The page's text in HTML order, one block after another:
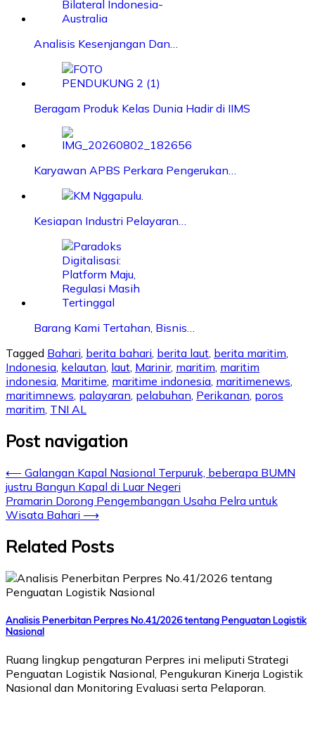
Analisis Kesenjangan Dan…
Beragam Produk Kelas Dunia Hadir di IIMS
Karyawan APBS Perkara Pengerukan…
Kesiapan Industri Pelayaran…
Barang Kami Tertahan, Bisnis…
Tagged Bahari, berita bahari, berita laut, berita maritim,
Indonesia, kelautan, laut, Marinir, maritim, maritim
indonesia, Maritime, maritime indonesia, maritimenews,
maritimnews, palayaran, pelabuhan, Perikanan, poros
maritim, TNI AL
Post navigation
⟵ Galangan Kapal Nasional Terpuruk, beberapa BUMN
justru Bangun Kapal di Luar Negeri
Pramarin Dorong Pengembangan Usaha Pelra untuk
Wisata Bahari ⟶
Related Posts
Analisis Penerbitan Perpres No.41/2026 tentang Penguatan Logistik
Nasional
Ruang lingkup pengaturan Perpres ini meliputi Strategi
Penguatan Logistik Nasional, Pengukuran Kinerja Logistik
Nasional dan Monitoring Evaluasi serta Pelaporan.